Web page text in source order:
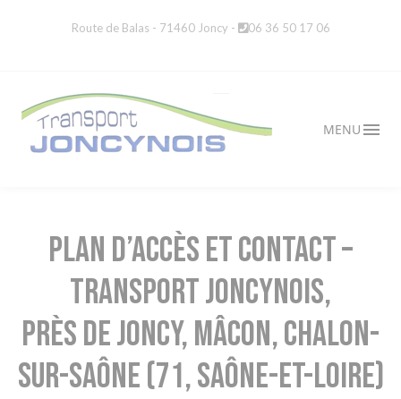
Route de Balas - 71460 Joncy - 06 36 50 17 06
MENU
Plan d’accès et contact –
Transport Joncynois,
près de Joncy, Mâcon, Chalon-
sur-Saône (71, Saône-et-Loire)